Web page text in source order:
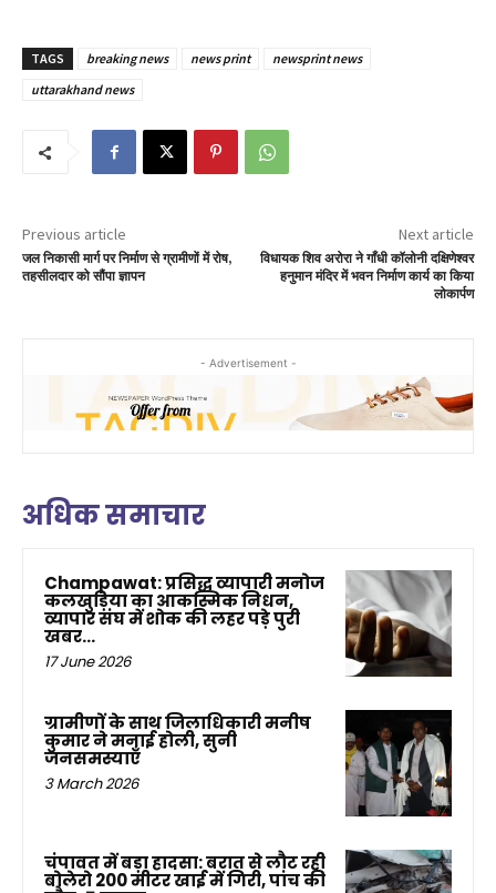
TAGS breaking news news print
newsprint news
uttarakhand news
Previous article
जल निकासी मार्ग पर निर्माण से ग्रामीणों में रोष,
तहसीलदार को सौंपा ज्ञापन
Next article
विधायक शिव अरोरा ने गाँधी कॉलोनी दक्षिणेश्वर
हनुमान मंदिर में भवन निर्माण कार्य का किया
लोकार्पण
- Advertisement -
अधिक समाचार
Champawat: प्रसिद्ध व्यापारी मनोज
कलखुड़िया का आकस्मिक निधन,
व्यापार संघ में शोक की लहर पड़े पुरी
खबर…
17 June 2026
ग्रामीणों के साथ जिलाधिकारी मनीष
कुमार ने मनाई होली, सुनी
जनसमस्याएँ
3 March 2026
चंपावत में बड़ा हादसा: बरात से लौट रही
बोलेरो 200 मीटर खाई में गिरी, पांच की